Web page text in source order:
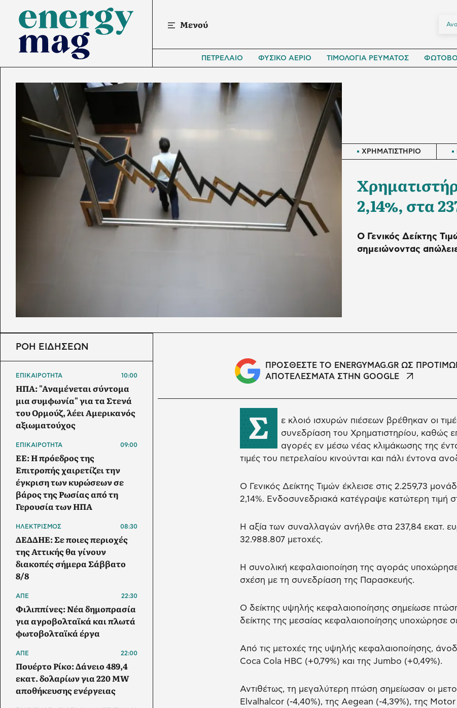
Μενού
ΠΕΤΡΕΛΑΙΟ ΦΥΣΙΚΟ ΑΕΡΙΟ ΤΙΜΟΛΟΓΙΑ ΡΕΥΜΑΤΟΣ
ΧΡΗΜΑΤΙΣΤΗΡΙΟ
2,14%, στα
O Γενικός Δείκτης
σημειώνοντας
ΠΡΟΣΘΕΣΤΕ ΤΟ ENERGYMAG.GR ΩΣ
ΑΠΟΤΕΛΕΣΜΑΤΑ ΣΤΗΝ GOOGLE
Σ
ε κλοιό ισχυρών πιέσεων βρέθηκαν οι
συνεδρίαση του Χρηματιστηρίου, καθώς
αγορές εν μέσω νέας κλιμάκωσης της
τιμές του πετρελαίου κινούνται και πάλι έντονα
O Γενικός Δείκτης Τιμών έκλεισε στις 2.259,73
2,14%. Ενδοσυνεδριακά κατέγραψε κατώτερη τιμή
Η αξία των συναλλαγών ανήλθε στα 237,84 εκατ.
32.988.807 μετοχές.
Η συνολική κεφαλαιοποίηση της αγοράς
σχέση με τη συνεδρίαση της Παρασκευής.
Ο δείκτης υψηλής κεφαλαιοποίησης σημείωσε
δείκτης της μεσαίας κεφαλαιοποίησης υποχώρησε
Από τις μετοχές της υψηλής κεφαλαιοποίησης,
Coca Cola HBC (+0,79%) και της Jumbo (+0,49%).
Αντιθέτως, τη μεγαλύτερη πτώση σημείωσαν οι
Elvalhalcor (-4,40%), της Aegean (-4,39%), της Motor
ΡΟΗ ΕΙΔΗΣΕΩΝ
ΕΠΙΚΑΙΡΟΤΗΤΑ 10:00
ΗΠΑ: "Αναμένεται σύντομα
μια συμφωνία" για τα Στενά
του Ορμούζ, λέει Αμερικανός
αξιωματούχος
ΕΠΙΚΑΙΡΟΤΗΤΑ 09:00
ΕΕ: Η πρόεδρος της
Επιτροπής χαιρετίζει την
έγκριση των κυρώσεων σε
βάρος της Ρωσίας από τη
Γερουσία των ΗΠΑ
ΗΛΕΚΤΡΙΣΜΟΣ 08:30
ΔΕΔΔΗΕ: Σε ποιες περιοχές
της Αττικής θα γίνουν
διακοπές σήμερα Σάββατο
8/8
ΑΠΕ 22:30
Φιλιππίνες: Νέα δημοπρασία
για αγροβολταϊκά και πλωτά
φωτοβολταϊκά έργα
ΑΠΕ 22:00
Πουέρτο Ρίκο: Δάνειο 489,4
εκατ. δολαρίων για 220 MW
αποθήκευσης ενέργειας